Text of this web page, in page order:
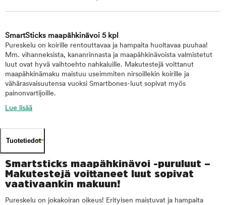
SmartSticks maapähkinävoi 5 kpl
Pureskelu on koirille rentouttavaa ja hampaita huoltavaa puuhaa!
Mm. vihanneksista, kananrinnasta ja maapähkinävoista valmistetut
luut ovat hyvä vaihtoehto nahkaluille. Makutestejä voittanut
maapähkinämaku maistuu useimmiten nirsoillekin koirille ja
vähärasvaisuutensa vuoksi Smartbones-luut sopivat myös
painonvartijoille.
Lue lisää
Tuotetiedot
Smartsticks maapähkinävoi -puruluut –
Makutestejä voittaneet luut sopivat
vaativaankin makuun!
Pureskelu on jokakoiran oikeus! Erityisen maistuvat ja hampaita